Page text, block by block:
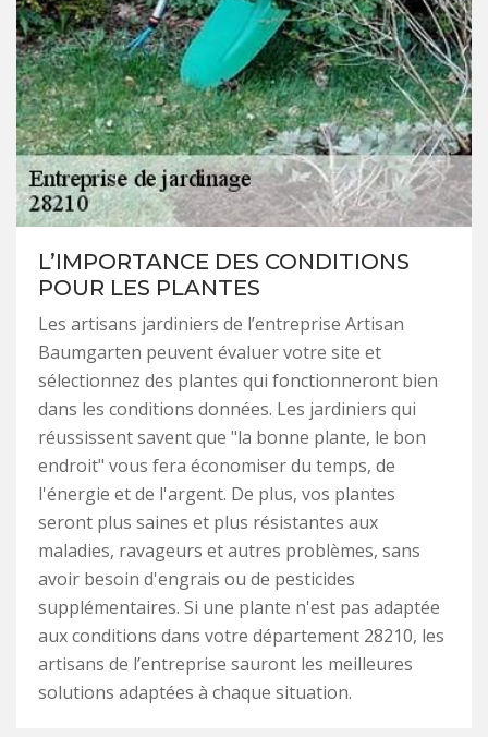
L’IMPORTANCE DES CONDITIONS
POUR LES PLANTES
Les artisans jardiniers de l’entreprise Artisan
Baumgarten peuvent évaluer votre site et
sélectionnez des plantes qui fonctionneront bien
dans les conditions données. Les jardiniers qui
réussissent savent que "la bonne plante, le bon
endroit" vous fera économiser du temps, de
l'énergie et de l'argent. De plus, vos plantes
seront plus saines et plus résistantes aux
maladies, ravageurs et autres problèmes, sans
avoir besoin d'engrais ou de pesticides
supplémentaires. Si une plante n'est pas adaptée
aux conditions dans votre département 28210, les
artisans de l’entreprise sauront les meilleures
solutions adaptées à chaque situation.